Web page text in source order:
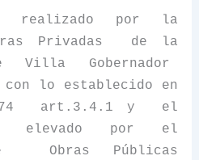
realizado por
la
Privadas de
la
Gobernador
con lo establecido en
art.3.4.1 y
el
elevado por el
Obras Públicas